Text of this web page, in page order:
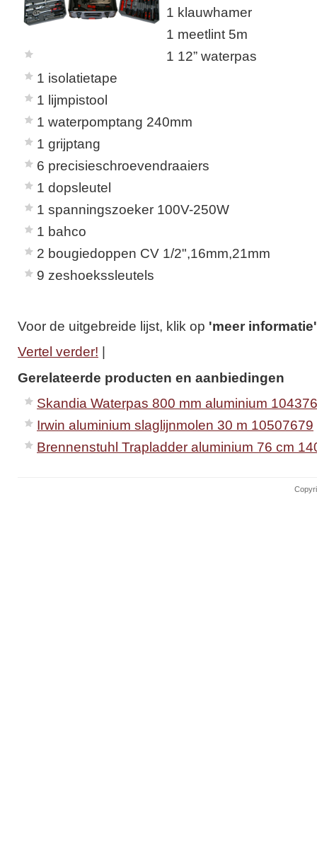
1 klauwhamer
1 meetlint 5m
1 12” waterpas
1 isolatietape
1 lijmpistool
1 waterpomptang 240mm
1 grijptang
6 precisieschroevendraaiers
1 dopsleutel
1 spanningszoeker 100V-250W
1 bahco
2 bougiedoppen CV 1/2",16mm,21mm
9 zeshoekssleutels
Voor de uitgebreide lijst, klik op 'meer informatie'
Vertel verder! |
Gerelateerde producten en aanbiedingen
Skandia Waterpas 800 mm aluminium
Irwin aluminium slaglijnmolen 30 m 10507679
Brennenstuhl Trapladder aluminium 76 cm